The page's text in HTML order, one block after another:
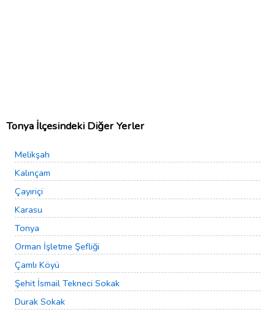
Tonya İlçesindeki Diğer Yerler
Melikşah
Kalınçam
Çayıriçi
Karasu
Tonya
Orman İşletme Şefliği
Çamlı Köyü
Şehit İsmail Tekneci Sokak
Durak Sokak